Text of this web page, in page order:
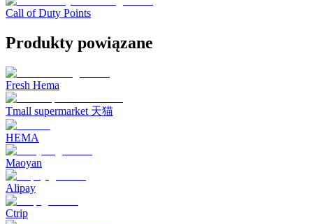
Call of Duty Points
Produkty powiązane
Fresh Hema
Tmall supermarket 天猫
HEMA
Maoyan
Alipay
Ctrip